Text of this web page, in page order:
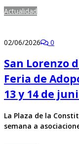
Actualidad
02/06/2026 0
San Lorenzo
Feria de
13 y 14 de
La Plaza de la
semana a